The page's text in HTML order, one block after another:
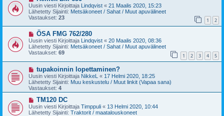
e
s
t
i
u
s
i
v
i
e
s
t
i
Uusin viesti Kirjoittaja Lindqvist « 21 Maalis 2020, 15:23
Lähetetty Sijainti: Metsäkoneet / Sahat / Muut apuvälineet
Vastaukset: 23 1 2
U
u
s
i
i
e
s
t
i
ÖSA FMG 762/280
Uusin viesti Kirjoittaja Lindqvist « 20 Maalis 2020, 08:36
Lähetetty Sijainti: Metsäkoneet / Sahat / Muut apuvälineet
Vastaukset: 69 1 2 3 4 5
U
u
s
i
v
s
tupakoinnin lopettaminen?
Uusin viesti Kirjoittaja NikkeL « 17 Helmi 2020, 18:25
Lähetetty Sijainti: Muu keskustelu / Muut linkit (Vapaa sana)
Vastaukset: 4
U
u
s
TM120 DC
Uusin viesti Kirjoittaja Timppuli « 13 Helmi 2020, 10:44
Lähetetty Sijainti: Traktorit / maatalouskoneet